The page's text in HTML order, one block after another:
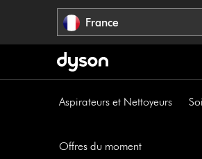
France
Aspirateurs et Nettoyeurs
Offres du moment